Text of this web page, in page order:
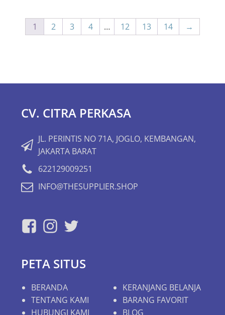
1 2 3 4 … 12 13 14 →
CV. CITRA PERKASA
JL. PERINTIS NO 71A, JOGLO, KEMBANGAN,
JAKARTA BARAT
622129009251
INFO@THESUPPLIER.SHOP
PETA SITUS
BERANDA
TENTANG KAMI
HUBUNGI KAMI
KERANJANG BELANJA
BARANG FAVORIT
BLOG